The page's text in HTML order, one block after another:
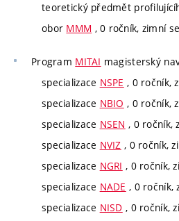
teoretický předmět
obor MMM , 0 ročník, zimní
Program MITAI magisterský
specializace NSPE , 0 ročník,
specializace NBIO , 0 ročník,
specializace NSEN , 0 ročník,
specializace NVIZ , 0 ročník,
specializace NGRI , 0 ročník,
specializace NADE , 0 ročník,
specializace NISD , 0 ročník,